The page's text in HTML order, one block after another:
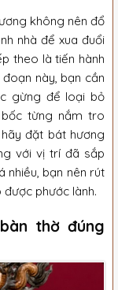
không nên đổ
nhà để xua đuổi
theo là tiến hành
này, bạn cần
gừng để loại bỏ
từng nắm tro
đặt bát hương
với vị trí đã sắp
nhiều, bạn nên rút
phước lành.
thờ đúng